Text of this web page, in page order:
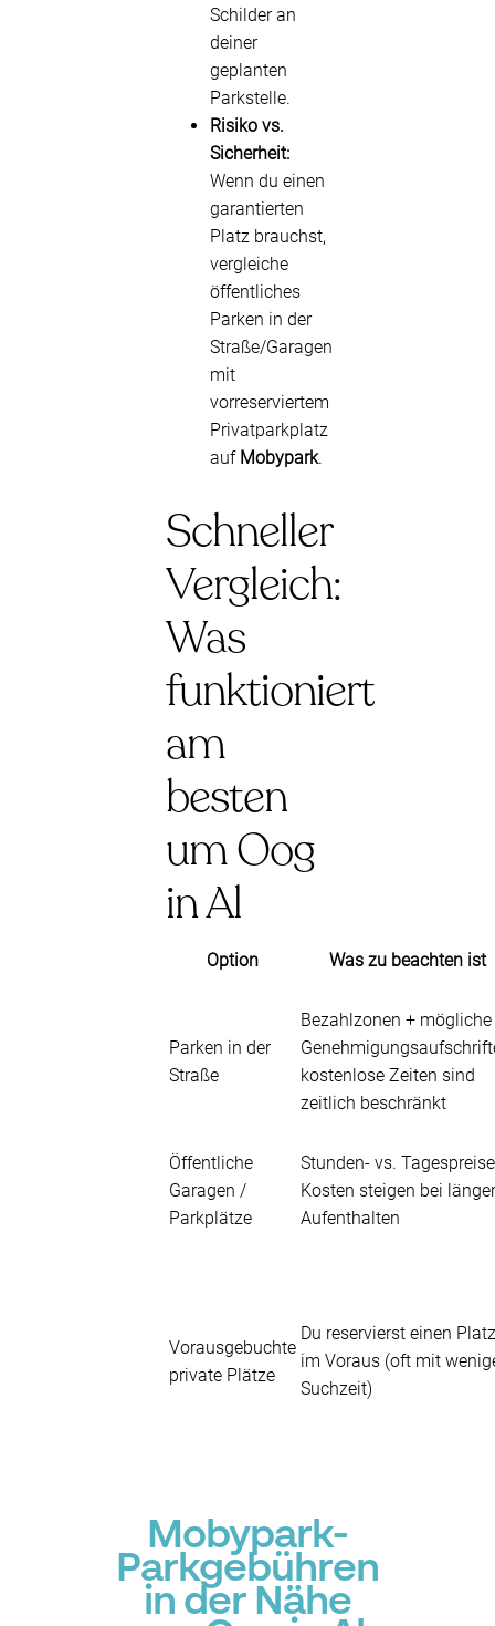
Schilder an
deiner
geplanten
Parkstelle.
Risiko vs.
Sicherheit:
Wenn du einen
garantierten
Platz brauchst,
vergleiche
öffentliches
Parken in der
Straße/Garagen
mit
vorreserviertem
Privatparkplatz
auf Mobypark.
Schneller
Vergleich:
Was
funktioniert
am
besten
um Oog
in Al
Option Was zu beachten ist
Parken in der
Straße
Bezahlzonen + mögliche
kostenlose Zeiten sind
zeitlich beschränkt
Öffentliche
Garagen /
Parkplätze
Stunden- vs.
Kosten steigen bei
Aufenthalten
Vorausgebuchte
private Plätze
Du reservierst einen Platz
im Voraus (oft mit
Suchzeit)
Mobypark-
Parkgebühren
in der Nähe